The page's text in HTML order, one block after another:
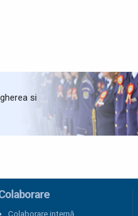
si
Colaborare internă